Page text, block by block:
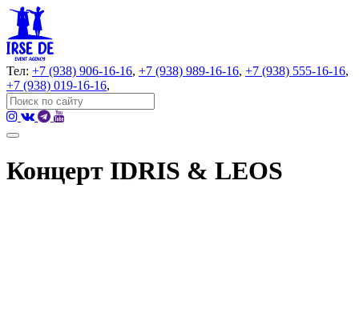
Тел: +7 (938) 906-16-16, +7 (938) 989-16-16, +7 (938) 555-16-16,
+7 (938) 019-16-16,
Концерт IDRIS & LEOS